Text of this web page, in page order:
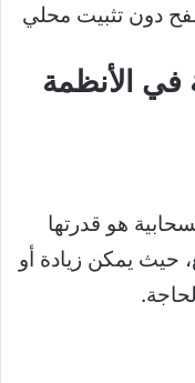
دون تثبيت محلي
في الأنظمة
هو قدرتها
حيث يمكن زيادة أو